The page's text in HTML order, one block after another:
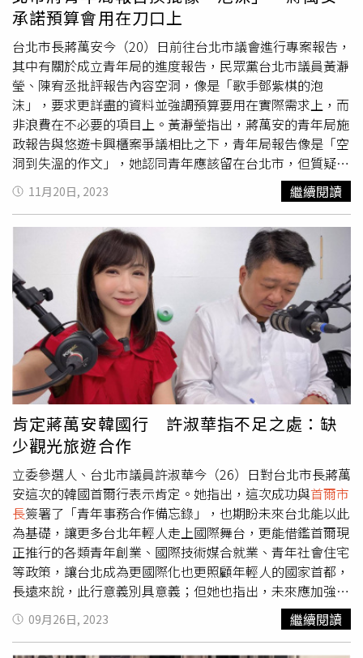
目前菲律賓家政人員的月薪約為238萬韓元（約新台幣5.7
萬），符合韓國今年每小時9860韓元的最低薪資標準。
爾市長吳世勳和部分執政黨成員曾提議，設立針對外籍移工
的薪資規定，但由於相關法律問題以及在野黨的抵制，此提
議目前尚未落實。近期，兩名菲律賓護理人員未經授權離開
工作崗位，並未能在規定期限內返回，引發對該計畫長期發
展的進一步擔憂。然而， 首爾市長強調，在應對低出生率問
題上，利用外國移工提供的家庭照護服務是提高城市和國家
競爭力的一大關鍵。《韓民族日報》專欄指出，引入外籍移
工的主因在於韓國長期面臨護理人力短缺問題。由於照護行
業薪資普遍較低，缺少吸引人才的誘因，儘管全國有250萬
人擁有執照，卻只有60萬人實際從事相關工作。韓銀3月建
議，可以引入外國勞動力解決人力問題，並針對外籍移工設
置不同的最低薪資標準。然而，專欄批評指出韓銀根本沒有
顧及韓國的地理及政策差異。韓銀原先以香港和新加坡為
例，但兩地的移工可以居住在生活成本較低的中國廣東和馬
來西亞，且香港要求雇主需提供適當居住空間，實際成本遠
高於薪資本身。韓國面臨的這些問題並非孤例。日本同樣面
臨高齡化與人力不足的挑戰，並通過「技能實習」制度協助
勞力密集產業引進勞動力。然而，該制度也產生外籍移工待
遇低、離職失聯等問題。根據2023年數據，日本共有50.9
萬名外籍技能實習生，其中2％因待遇不佳而離職或直接失
聯。這一現象反映出無法保障勞工待遇時，外籍移工制度難
以長期維持。專欄最後評論，在照護等高度依賴服務品質的
行業，若試圖以低薪外籍勞工填補缺口，結果只會進一步惡
化本國勞工的處境。然而，韓國政府選擇在行政上便宜行
事，引入外籍勞工，而非通過改善行業整體待遇來解決根本
問題，「可謂走上了典型的因小失大之路」。
承諾預算會用在刀口上
台北市長蔣萬安今（20）日前往台北市議會進行專案報告，
其中有關於成立青年局的進度報告，民眾黨台北市議員黃瀞
瑩、陳宥丞批評報告內容空洞，像是「歌手鄧紫棋的泡
沫」，要求更詳盡的資料並強調預算要用在實際需求上，而
非浪費在不必要的項目上。黃瀞瑩指出，蔣萬安的青年局施
政報告與悠遊卡興櫃案爭議相比之下，青年局報告像是「空
洞到失溫的作文」，她認同青年應該留在台北市，但質疑
1.5億預算是否花在刀口上，並質疑報告中哪些事項是只有
青年局能夠實現的。陳宥丞表示，目前基層對於青年局的成
立一無所知，未來青年朋友若要找社會住宅將從都發局轉到
青年局，但對於青年局的具體計畫完全不清楚，他批評報告
內容過於簡略，就像是「泡沫」，呼籲北市府不要讓青年局
成為酬庸的單位。針對報告中提到借鏡首爾經驗的部分，蔣
萬安回應表示，他在韓國與
簽署合作備忘錄，主要
是針對青年居住、就業以及創業基地交換計畫。對於青年局
的第一年工作目標，蔣萬安承諾預算一定會花在刀口上，目
前青年業務分散在各局處，未來將具體整合至統一單位負
責，同時會提供完整數據和資料給議會，絕不會浪費資源。
11月20日, 2023 繼續閱讀
肯定蔣萬安韓國行 許淑華指不足之處：缺
少觀光旅遊合作
立委參選人、台北市議員許淑華今（26）日對台北市長蔣萬
安這次的韓國首爾行表示肯定。她指出，這次成功與首爾市
長簽署了「青年事務合作備忘錄」，也期盼未來台北能以此
為基礎，讓更多台北年輕人走上國際舞台，更能借鑑首爾現
正推行的各類青年創業、國際技術媒合就業、青年社會住宅
等政策，讓台北成為更國際化也更照顧年輕人的國家首都，
長遠來說，此行意義別具意義；但她也指出，未來應加強雙
方的觀光旅遊合作。「對於這些成果，我做為台北市議員，
必須客觀的說：這是一次成功的出訪。」許淑華說，蔣萬安
09月26日, 2023 繼續閱讀